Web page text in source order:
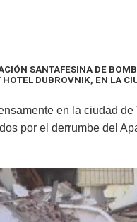
SANTAFESINA DE
HOTEL DUBROVNIK, EN LA
en la ciudad
por el derrumbe del